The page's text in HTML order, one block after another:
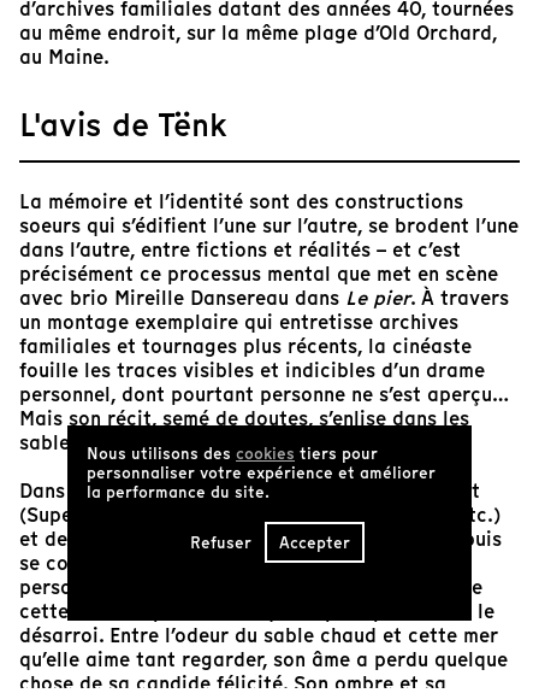
d’archives familiales datant des années 40, tournées
au même endroit, sur la même plage d’Old Orchard,
au Maine.
L'avis de Tënk
La mémoire et l’identité sont des constructions
soeurs qui s’édifient l’une sur l’autre, se brodent l’une
dans l’autre, entre fictions et réalités – et c’est
précisément ce processus mental que met en scène
avec brio Mireille Dansereau dans Le pier. À travers
un montage exemplaire qui entretisse archives
familiales et tournages plus récents, la cinéaste
fouille les traces visibles et indicibles d’un drame
personnel, dont pourtant personne ne s’est aperçu…
Mais son récit, semé de doutes, s’enlise dans les
sables mouvants de sa propre fabrication.
Dans cepatchworkde textures qui s’entremêlent
(Super 8, 16 mm, MiniDV, HD, négatif et positif, etc.)
et de narration à deux voix qui s’entrecroisent puis
se confondent entre la première et la troisième
personne, la cinéaste essaie de se ressouvenir de
cette cassure pénétrante qui l’a précipitée dans le
désarroi. Entre l’odeur du sable chaud et cette mer
qu’elle aime tant regarder, son âme a perdu quelque
chose de sa candide félicité. Son ombre et sa
Nous utilisons des cookies tiers pour
personnaliser votre expérience et améliorer
la performance du site.
Refuser Accepter